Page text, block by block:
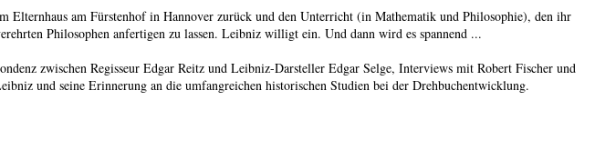
am Fürstenhof in Hannover zurück und den Unterricht (in Mathematik und Philosophie), den ihr
Philosophen anfertigen zu lassen. Leibniz willigt ein. Und dann wird es spannend ...
zwischen Regisseur Edgar Reitz und Leibniz-Darsteller Edgar Selge, Interviews mit Robert Fischer und
und seine Erinnerung an die umfangreichen historischen Studien bei der Drehbuchentwicklung.